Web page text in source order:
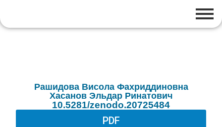
Рашидова Висола Фахриддиновна
Хасанов Эльдар Ринатович
10.5281/zenodo.20725484
PDF